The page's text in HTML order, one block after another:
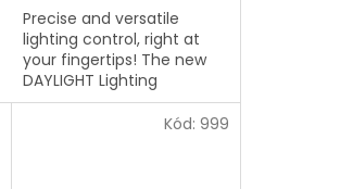
Precise and versatile
lighting control, right at
your fingertips! The new
DAYLIGHT Lighting
Controller has been
Kód: 999